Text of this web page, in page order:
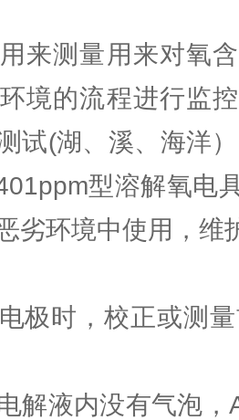
来测量用来对氧
境的流程进行监
试(湖、溪、海洋
型溶解氧电
劣环境中使用，维
极时，校正或测
解液内没有气泡